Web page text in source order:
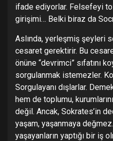
ifade ediyorlar. Felsefeyi
girişimi… Belki biraz da
Aslında, yerleşmiş şeyleri
cesaret gerektirir. Bu
önüne “devrimci” sıfatını
sorgulanmak istemezler.
Sorgulayanı dışlarlar.
hem de toplumu,
değil. Ancak, Sokrates’in
yaşam, yaşanmaya
yaşayanların yaptığı bir iş